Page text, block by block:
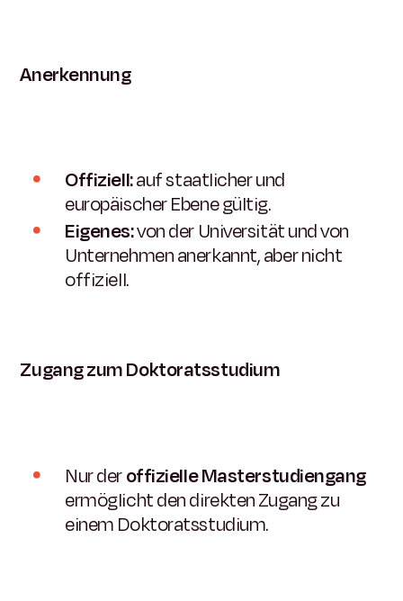
Anerkennung
Offiziell:auf staatlicher und
europäischer Ebene gültig.
Eigenes:von der Universität und von
Unternehmen anerkannt, aber nicht
offiziell.
Zugang zum Doktoratsstudium
Nur deroffizielle Masterstudiengang
ermöglicht den direkten Zugang zu
einem Doktoratsstudium.